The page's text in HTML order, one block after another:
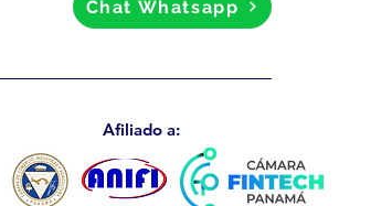
Chat Whatsapp
Afiliado a: